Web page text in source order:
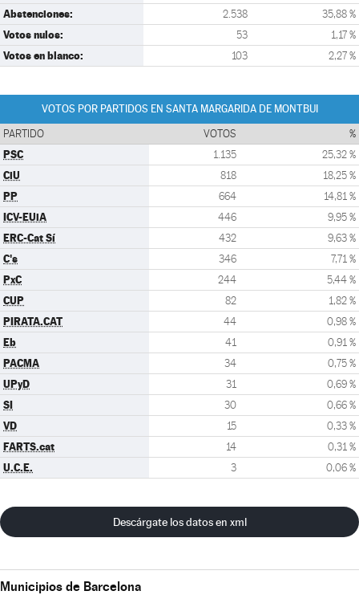
Abstenciones: 2.538 35,88 %
Votos nulos: 53 1,17 %
Votos en blanco: 103 2,27 %
VOTOS POR PARTIDOS EN SANTA MARGARIDA DE MONTBUI
PARTIDO VOTOS %
PSC 1.135 25,32 %
CiU 818 18,25 %
PP 664 14,81 %
ICV-EUiA 446 9,95 %
ERC-Cat Sí 432 9,63 %
C's 346 7,71 %
PxC 244 5,44 %
CUP 82 1,82 %
PIRATA.CAT 44 0,98 %
Eb 41 0,91 %
PACMA 34 0,75 %
UPyD 31 0,69 %
SI 30 0,66 %
VD 15 0,33 %
FARTS.cat 14 0,31 %
U.C.E. 3 0,06 %
Descárgate los datos en xml
Municipios de Barcelona